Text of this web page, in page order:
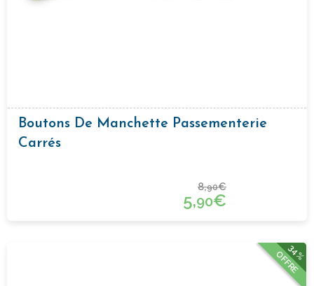
Boutons De Manchette Passementerie
Carrés
8,90€
5,90€
34%
OFFRE